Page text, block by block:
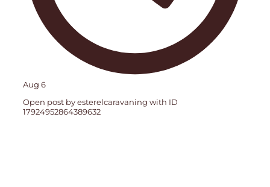
Aug 6
Open post by esterelcaravaning with ID
17924952864389632